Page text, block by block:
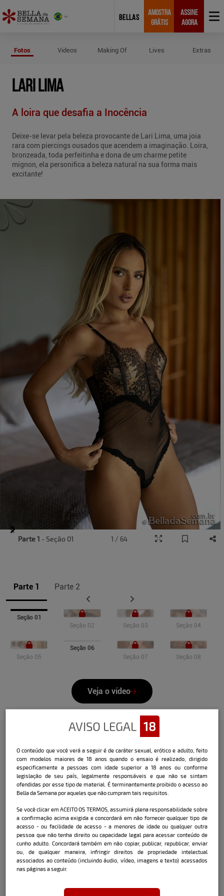
BELLAS
AMOSTRA
GRÁTIS
ASSINE
AGORA
Fotos Videos Making Of Lives Extras
LARI LIMA
A loira que desafia a Inocência
Deixe-se levar pela beleza provocante de Lari Lima, uma joia
rara com piercings ousados que acendem a imaginação. Loira,
bronzeada, toda perfeitinha e dona de um charme petite
mignon, ela personifica a beleza natural na sua forma mais
excitante!
Parte 1 Parte 2
Seção 01
Seção 02
Seção 03 Seção 04
Seção 05
Seção 06
Seção 07
Seção 08
Veja o vídeo
Item Parte 1 - Seção 01 1 / 64
Confira a entrevista que o Bella
fez com a modelo:
Nome:Lari Lima
Data e local de nascimento:11/07/1998 -
São Paulo / SP
Cidade onde mora atualmente:
Florianópolis / SC
AVISO LEGAL 18
O conteúdo que você verá a seguir é de caráter sexual, erótico e adulto, feito
com modelos maiores de 18 anos quando o ensaio é realizado, dirigido
especificamente a pessoas com idade superior a 18 anos ou conforme
legislação de seu país, legalmente responsáveis e que não se sintam
ofendidas por esse tipo de material. É terminantemente proibido o acesso ao
Bella da Semana por aqueles que não cumpram tais requisitos.
Se você clicar em ACEITO OS TERMOS, assumirá plena responsabilidade sobre
a confirmação acima exigida e concordará em não fornecer qualquer tipo de
acesso - ou facilidade de acesso - a menores de idade ou qualquer outra
pessoa que não tenha direito ou capacidade legal para acessar conteúdo de
cunho adulto. Concordará também em não copiar, publicar, republicar, enviar
ou, de qualquer maneira, infringir direitos de propriedade intelectual
associados ao conteúdo (incluindo áudio, vídeo, imagens e texto) acessados
nas páginas a seguir.